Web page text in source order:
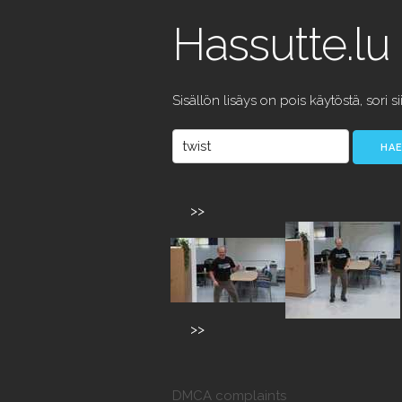
Hassutte.lu
Sisällön lisäys on pois käytöstä, sori
>>
>>
DMCA complaints